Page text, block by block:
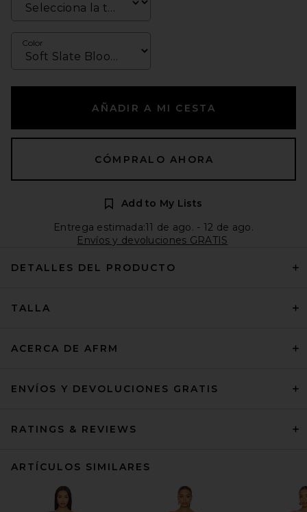
Color
AÑADIR A MI CESTA
CÓMPRALO AHORA
Add to My Lists
Entrega estimada:11 de ago. - 12 de ago.
Envíos y devoluciones GRATIS
DETALLES DEL PRODUCTO
TALLA
ACERCA DE AFRM
ENVÍOS Y DEVOLUCIONES GRATIS
RATINGS & REVIEWS
ARTÍCULOS SIMILARES